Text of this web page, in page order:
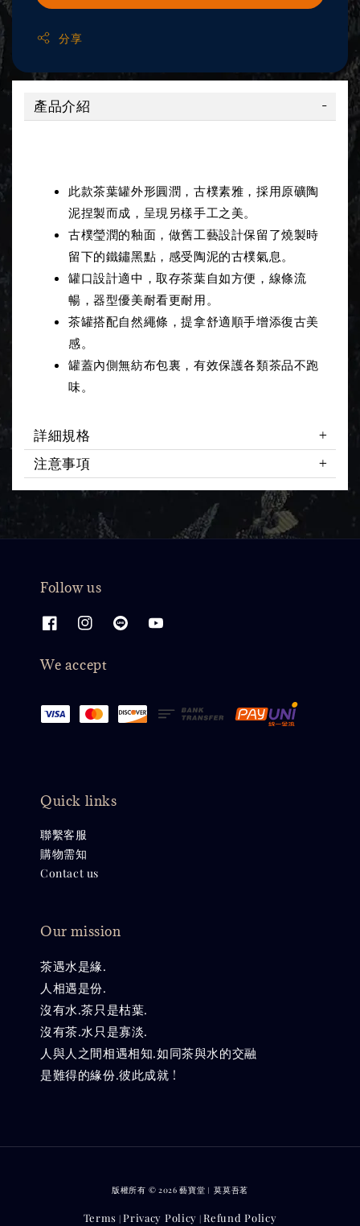
分享
產品介紹
此款茶葉罐外形圓潤，古樸素雅，採用原礦陶
泥捏製而成，呈現另樣手工之美。
古樸瑩潤的釉面，做舊工藝設計保留了燒製時
留下的鐵鏽黑點，感受陶泥的古樸氣息。
罐口設計適中，取存茶葉自如方便，線條流
暢，器型優美耐看更耐用。
茶罐搭配自然繩條，提拿舒適順手增添復古美
感。
罐蓋內側無紡布包裏，有效保護各類茶品不跑
味。
詳細規格
注意事項
Follow us
We accept
Quick links
聯繫客服
購物需知
Contact us
Our mission
茶遇水是緣.
人相遇是份.
沒有水.茶只是枯葉.
沒有茶.水只是寡淡.
人與人之間相遇相知.如同茶與水的交融
是難得的緣份.彼此成就 !
版權所有 © 2026 藝寶堂︱莫莫吾茗
Terms |Privacy Policy |Refund Policy